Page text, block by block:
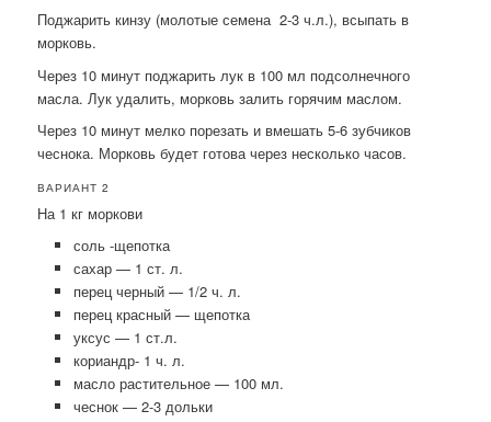
Поджарить кинзу (молотые семена 2-3 ч.л.), всыпать в
морковь.
Через 10 минут поджарить лук в 100 мл подсолнечного
масла. Лук удалить, морковь залить горячим маслом.
Через 10 минут мелко порезать и вмешать 5-6 зубчиков
чеснока. Морковь будет готова через несколько часов.
ВАРИАНТ 2
На 1 кг моркови
соль -щепотка
сахар — 1 ст. л.
перец черный — 1/2 ч. л.
перец красный — щепотка
уксус — 1 ст.л.
кориандр- 1 ч. л.
масло растительное — 100 мл.
чеснок — 2-3 дольки